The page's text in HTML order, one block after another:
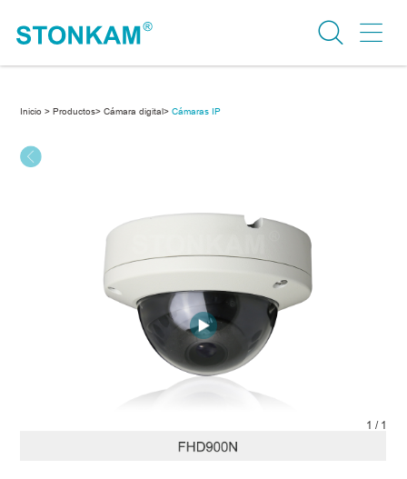
Inicio > Productos> Cámara digital> Cámaras IP
1 / 1